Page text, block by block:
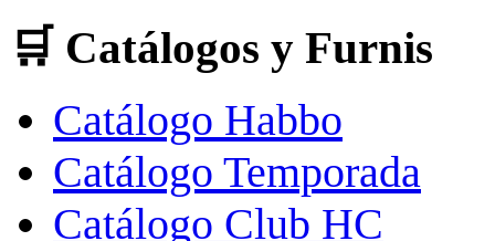
🛒 Catálogos y Furnis
Catálogo Habbo
Catálogo Temporada
Catálogo Club HC